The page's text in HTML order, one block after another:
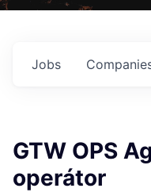
Jobs
GTW OPS
operátor